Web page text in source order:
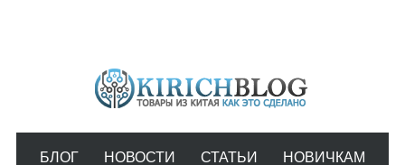
БЛОГ НОВОСТИ СТАТЬИ НОВИЧКАМ